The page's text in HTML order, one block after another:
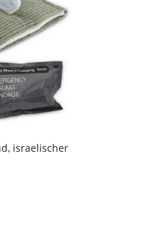
israelischer